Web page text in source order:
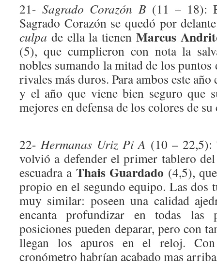
21-Sagrado Corazón B (11 – 18):
Sagrado Corazón se quedó por
culpa de ella la tienen Marcus
(5), que cumplieron con nota la
nobles sumando la mitad de los
rivales más duros. Para ambos este
y el año que viene bien seguro que
mejores en defensa de los colores de
22- Hermanas Uriz Pi A (10 – 22,5):
volvió a defender el primer tablero
escuadra a Thais Guardado (4,5),
propio en el segundo equipo. Las dos
muy similar: poseen una calidad
encanta profundizar en todas las
posiciones pueden deparar, pero con
llegan los apuros en el reloj.
cronómetro habrían acabado mas